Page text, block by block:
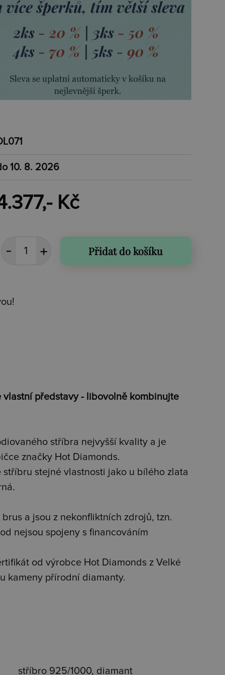
10. 8. 2026
Kč
Přidat do košíku
vlastní představy - libovolně kombinujte
stříbra nejvyšší kvality a je
značky Hot Diamonds.
stříbru stejné vlastnosti jako u bílého zlata
a jsou z nekonfliktních zdrojů, tzn.
nejsou spojeny s financováním
od výrobce Hot Diamonds z Velké
kameny přírodní diamanty.
stříbro 925/1000, diamant